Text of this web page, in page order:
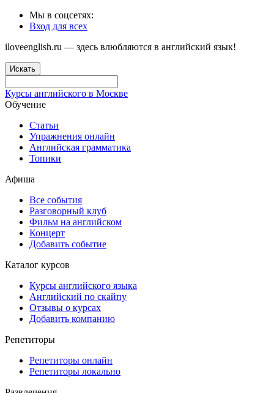
Мы в соцсетях:
Вход для всех
iloveenglish.ru — здесь влюбляются в английский язык!
Искать
Курсы английского в Москве
Обучение
Статьи
Упражнения онлайн
Английская грамматика
Топики
Афиша
Все события
Разговорный клуб
Фильм на английском
Концерт
Добавить событие
Каталог курсов
Курсы английского языка
Английский по скайпу
Отзывы о курсах
Добавить компанию
Репетиторы
Репетиторы онлайн
Репетиторы локально